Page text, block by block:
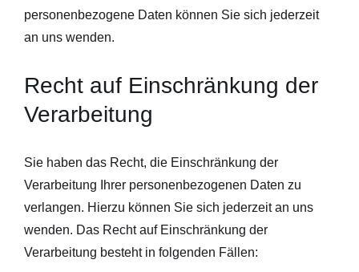
personenbezogene Daten können Sie sich jederzeit
an uns wenden.
Recht auf Einschränkung der
Verarbeitung
Sie haben das Recht, die Einschränkung der
Verarbeitung Ihrer personenbezogenen Daten zu
verlangen. Hierzu können Sie sich jederzeit an uns
wenden. Das Recht auf Einschränkung der
Verarbeitung besteht in folgenden Fällen: